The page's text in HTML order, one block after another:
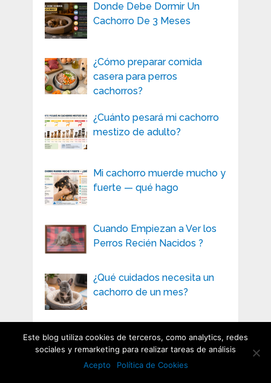
Donde Debe Dormir Un
Cachorro De 3 Meses
¿Cómo preparar comida
casera para perros
cachorros?
¿Cuánto pesará mi cachorro
mestizo de adulto?
Mi cachorro muerde mucho y
fuerte — qué hago
Cuando Empiezan a Ver los
Perros Recién Nacidos ?
¿Qué cuidados necesita un
cachorro de un mes?
¿Cuándo dejan de
amamantar los cachorros?
Este blog utiliza cookies de terceros, como analytics, redes
sociales y remarketing para realizar tareas de análisis
Acepto
Política de Cookies